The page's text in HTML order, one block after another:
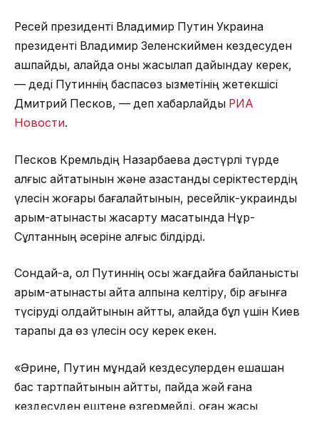
Ресей президенті Владимир Путин Украина
президенті Владимир Зеленскиймен кездесуден
қашпайды, алайда оны жақсылап дайындау керек,
— деді Путиннің баспасөз қызметінің жетекшісі
Дмитрий Песков, — деп хабарлайды РИА
Новости.
Песков Кремльдің Назарбаевқа дәстүрлі түрде
алғыс айтатынын және қазақстандық серіктестердің
үлесін жоғары бағалайтынын, ресейлік-украиндық
қарым-қатынасты жақсарту мақсатында Нұр-
Сұлтанның әсеріне алғыс білдірді.
Сондай-ақ, ол Путиннің осы жағдайға байланысты
қарым-қатынасты қайта қалпына келтіру, бір ағынға
түсіруді қолдайтынын айтты, алайда бұл үшін Киев
тарапы да өз үлесін қосу керек екен.
«Әрине, Путин мұндай кездесулерден ешқашан
бас тартпайтынын айтты, пайда жәй ғана
кездесуден ештеңе өзгермейді, оған жақсы